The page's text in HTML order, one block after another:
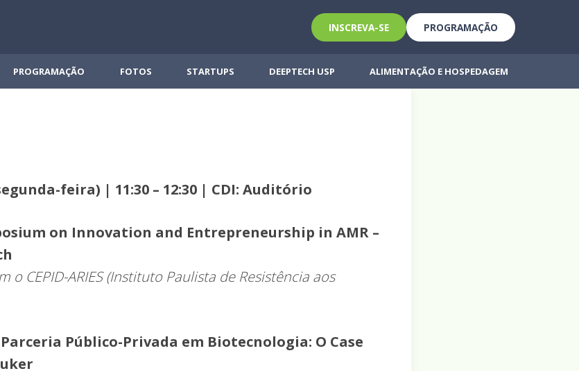
INSCREVA-SE PROGRAMAÇÃO
PROGRAMAÇÃO FOTOS STARTUPS DEEPTECH USP ALIMENTAÇÃO E HOSPEDAGEM
feira) | 11:30 – 12:30 | CDI: Auditório
on Innovation and Entrepreneurship in AMR –
o CEPID-ARIES (Instituto Paulista de Resistência aos
Parceria Público-Privada em Biotecnologia: O Case